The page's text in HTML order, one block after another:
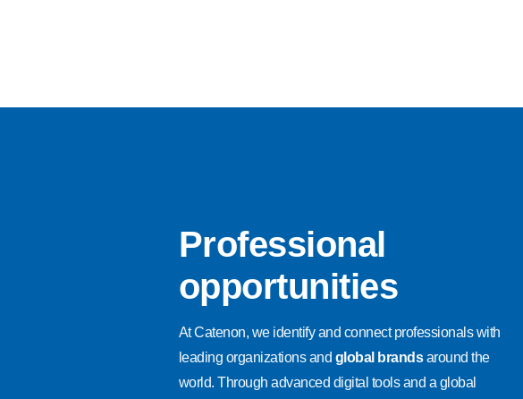
Professional
opportunities
At Catenon, we identify and connect professionals with
leading organizations and global brandsaround the
world. Through advanced digital tools and a global